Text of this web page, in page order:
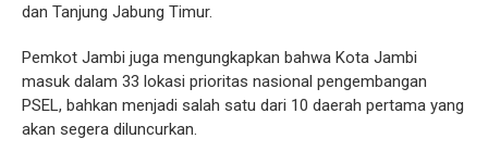
dan Tanjung Jabung Timur.
Pemkot Jambi juga mengungkapkan bahwa Kota Jambi
masuk dalam 33 lokasi prioritas nasional pengembangan
PSEL, bahkan menjadi salah satu dari 10 daerah pertama yang
akan segera diluncurkan.